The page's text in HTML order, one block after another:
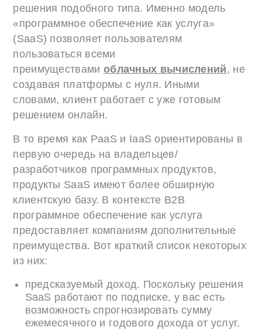
решения подобного типа. Именно модель
«программное обеспечение как услуга»
(SaaS) позволяет пользователям
пользоваться всеми
преимуществами облачных вычислений, не
создавая платформы с нуля. Иными
словами, клиент работает с уже готовым
решением онлайн.
В то время как PaaS и IaaS ориентированы в
первую очередь на владельцев/
разработчиков программных продуктов,
продукты SaaS имеют более обширную
клиентскую базу. В контексте B2B
программное обеспечение как услуга
предоставляет компаниям дополнительные
преимущества. Вот краткий список некоторых
из них:
предсказуемый доход. Поскольку решения
SaaS работают по подписке, у вас есть
возможность спрогнозировать сумму
ежемесячного и годового дохода от услуг.